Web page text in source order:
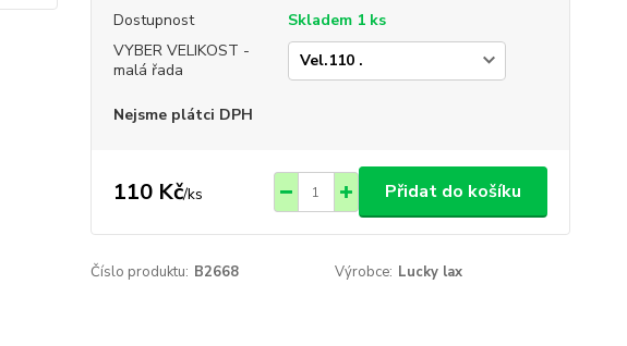
Dostupnost
Skladem 1 ks
VYBER VELIKOST -
malá řada
Nejsme plátci DPH
110 Kč/ks Přidat do košíku
Číslo produktu: B2668 Výrobce: Lucky lax